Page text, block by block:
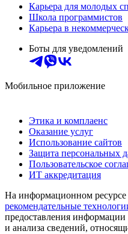
Карьера для молодых
Школа программистов
Карьера в
Боты для уведомлений
Мобильное приложение
Этика и комплаенс
Оказание услуг
Использование сайтов
Защита персональных
Пользовательское
ИТ аккредитация
На информационном ресурсе
рекомендательные
предоставления информации
и анализа сведений,